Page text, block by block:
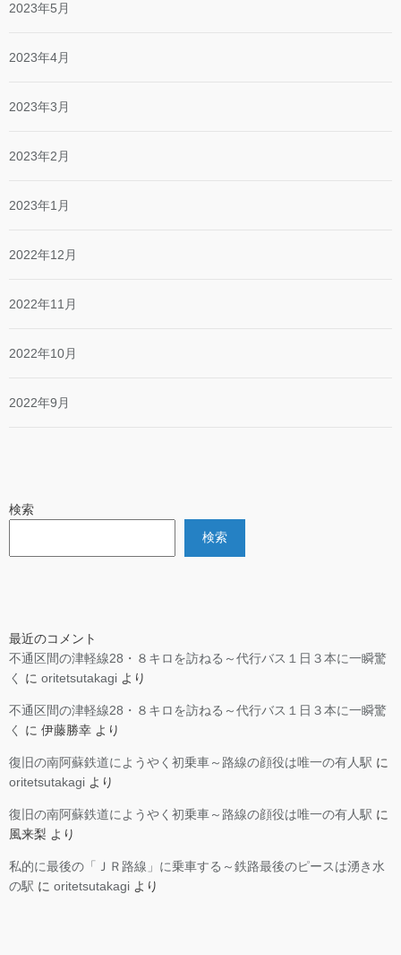
2023年5月
2023年4月
2023年3月
2023年2月
2023年1月
2022年12月
2022年11月
2022年10月
2022年9月
検索
検索
最近のコメント
不通区間の津軽線28・８キロを訪ねる～代行バス１日３本に一瞬驚
く
に oritetsutakagi より
不通区間の津軽線28・８キロを訪ねる～代行バス１日３本に一瞬驚
く
に 伊藤勝幸 より
復旧の南阿蘇鉄道にようやく初乗車～路線の顔役は唯一の有人駅 に
oritetsutakagi より
復旧の南阿蘇鉄道にようやく初乗車～路線の顔役は唯一の有人駅 に
風来梨 より
私的に最後の「ＪＲ路線」に乗車する～鉄路最後のピースは湧き水
の駅 に oritetsutakagi より